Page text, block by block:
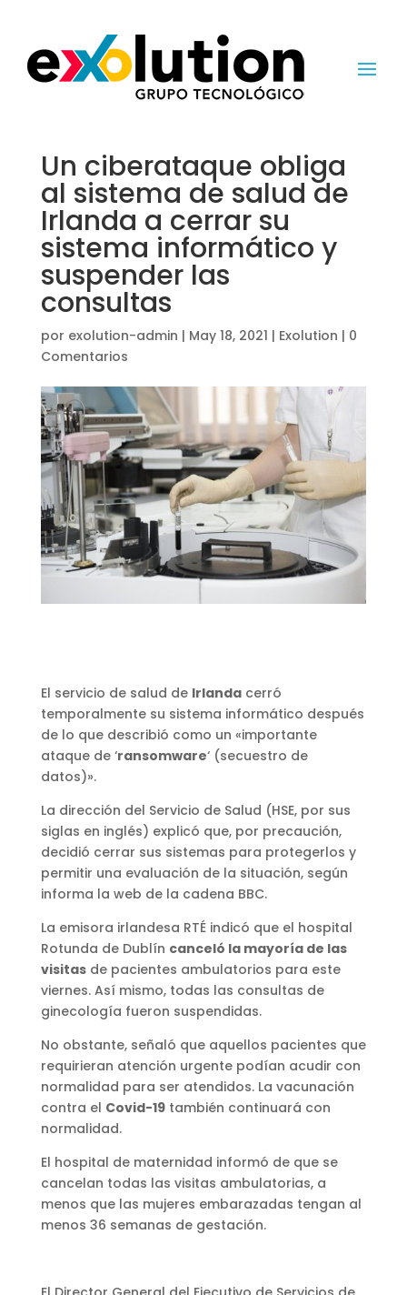
Un ciberataque obliga
al sistema de salud de
Irlanda a cerrar su
sistema informático y
suspender las
consultas
por exolution-admin | May 18, 2021 | Exolution | 0
Comentarios
El servicio de salud de Irlandacerró
temporalmente su sistema informático después
de lo que describió como un «importante
ataque de ‘ransomware‘ (secuestro de
datos)».
La dirección del Servicio de Salud (HSE, por sus
siglas en inglés) explicó que, por precaución,
decidió cerrar sus sistemas para protegerlos y
permitir una evaluación de la situación, según
informa la web de la cadena BBC.
La emisora irlandesa RTÉ indicó que el hospital
Rotunda de Dublín canceló la mayoría de las
visitasde pacientes ambulatorios para este
viernes. Así mismo, todas las consultas de
ginecología fueron suspendidas.
No obstante, señaló que aquellos pacientes que
requirieran atención urgente podían acudir con
normalidad para ser atendidos. La vacunación
contra el Covid-19también continuará con
normalidad.
El hospital de maternidad informó de que se
cancelan todas las visitas ambulatorias, a
menos que las mujeres embarazadas tengan al
menos 36 semanas de gestación.